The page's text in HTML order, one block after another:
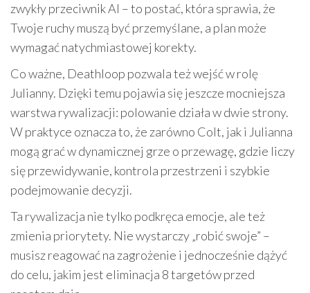
zwykły przeciwnik AI – to postać, która sprawia, że
Twoje ruchy muszą być przemyślane, a plan może
wymagać natychmiastowej korekty.
Co ważne, Deathloop pozwala też wejść w rolę
Julianny. Dzięki temu pojawia się jeszcze mocniejsza
warstwa rywalizacji: polowanie działa w dwie strony.
W praktyce oznacza to, że zarówno Colt, jak i Julianna
mogą grać w dynamicznej grze o przewagę, gdzie liczy
się przewidywanie, kontrola przestrzeni i szybkie
podejmowanie decyzji.
Ta rywalizacja nie tylko podkręca emocje, ale też
zmienia priorytety. Nie wystarczy „robić swoje” –
musisz reagować na zagrożenie i jednocześnie dążyć
do celu, jakim jest eliminacja 8 targetów przed